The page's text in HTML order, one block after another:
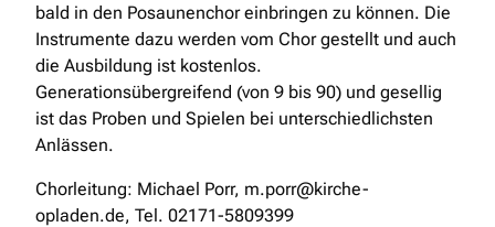
bald in den Posaunenchor einbringen zu können. Die
Instrumente dazu werden vom Chor gestellt und auch
die Ausbildung ist kostenlos.
Generationsübergreifend (von 9 bis 90) und gesellig
ist das Proben und Spielen bei unterschiedlichsten
Anlässen.
Chorleitung: Michael Porr, m.porr@kirche-
opladen.de, Tel. 02171-5809399